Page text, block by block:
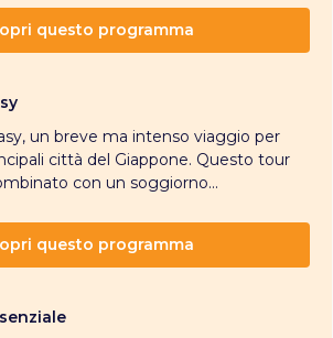
questo programma
un breve ma intenso viaggio per
città del Giappone. Questo tour
con un soggiorno...
questo programma